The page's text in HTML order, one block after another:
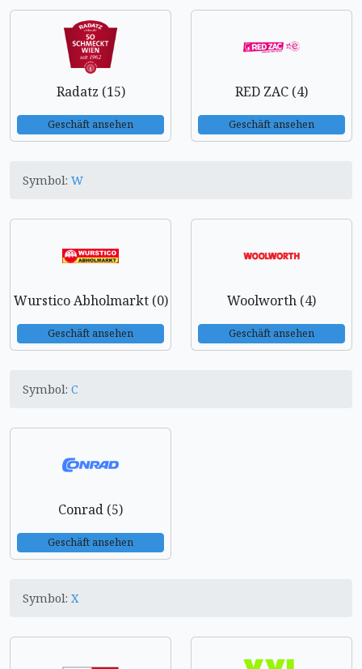
Radatz (15)
Geschäft ansehen
RED ZAC (4)
Geschäft ansehen
Symbol: W
Wurstico Abholmarkt (0)
Geschäft ansehen
Woolworth (4)
Geschäft ansehen
Symbol: C
Conrad (5)
Geschäft ansehen
Symbol: X